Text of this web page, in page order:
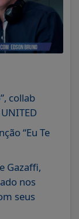
collab
“Eu Te
Gazaffi,
nos
seus